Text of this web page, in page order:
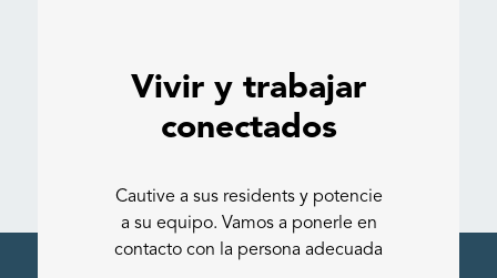
Vivir y trabajar
conectados
Cautive a sus residents y potencie
a su equipo. Vamos a ponerle en
contacto con la persona adecuada